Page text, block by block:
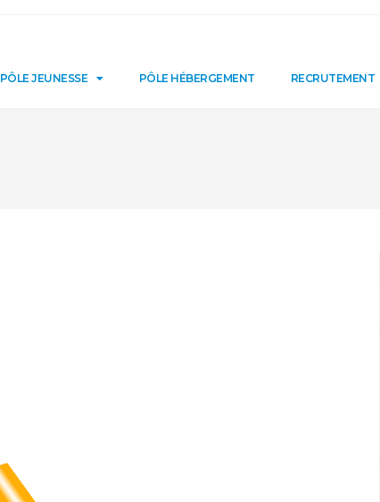
PÔLE JEUNESSE PÔLE HÉBERGEMENT RECRUTEMENT